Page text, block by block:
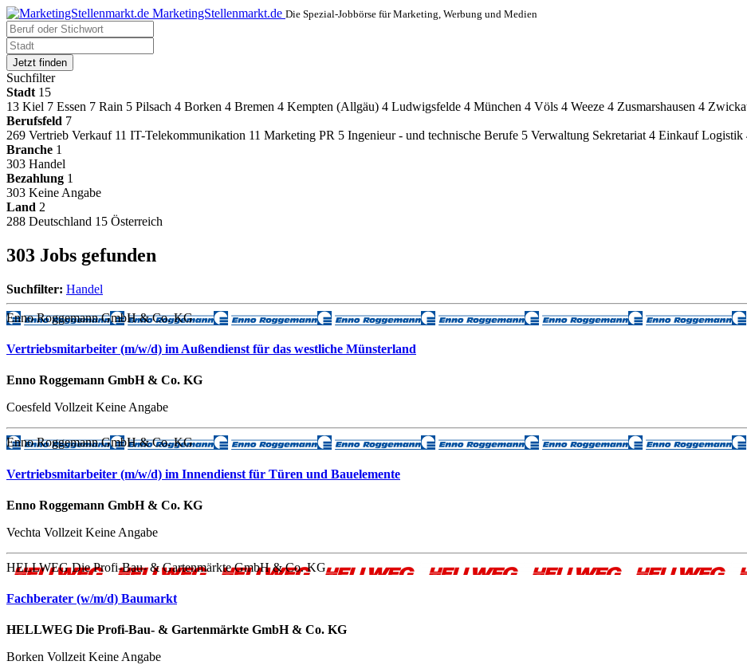
MarketingStellenmarkt.de Die Spezial-Jobbörse für Marketing, Werbung und Medien
Jetzt finden
Suchfilter
Stadt 15
13 Kiel 7 Essen 7 Rain 5 Pilsach 4 Borken 4 Bremen 4 Kempten (Allgäu) 4 Ludwigsfelde 4 München 4 Völs 4 Weeze 4 Zusmarshausen 4
Berufsfeld 7
269 Vertrieb Verkauf 11 IT-Telekommunikation 11 Marketing PR 5 Ingenieur - und technische Berufe 5 Verwaltung Sekretariat 4 Einkauf Logistik
Branche 1
303 Handel
Bezahlung 1
303 Keine Angabe
Land 2
288 Deutschland 15 Österreich
303 Jobs gefunden
Suchfilter: Handel
Enno Roggemann GmbH & Co. KG
Vertriebsmitarbeiter (m/w/d) im Außendienst für das westliche Münsterland
Enno Roggemann GmbH & Co. KG
Coesfeld Vollzeit Keine Angabe
Enno Roggemann GmbH & Co. KG
Vertriebsmitarbeiter (m/w/d) im Innendienst für Türen und Bauelemente
Enno Roggemann GmbH & Co. KG
Vechta Vollzeit Keine Angabe
HELLWEG Die Profi-Bau- & Gartenmärkte GmbH & Co. KG
Fachberater (w/m/d) Baumarkt
HELLWEG Die Profi-Bau- & Gartenmärkte GmbH & Co. KG
Borken VollzeitKeine Angabe